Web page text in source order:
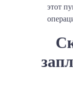
этот